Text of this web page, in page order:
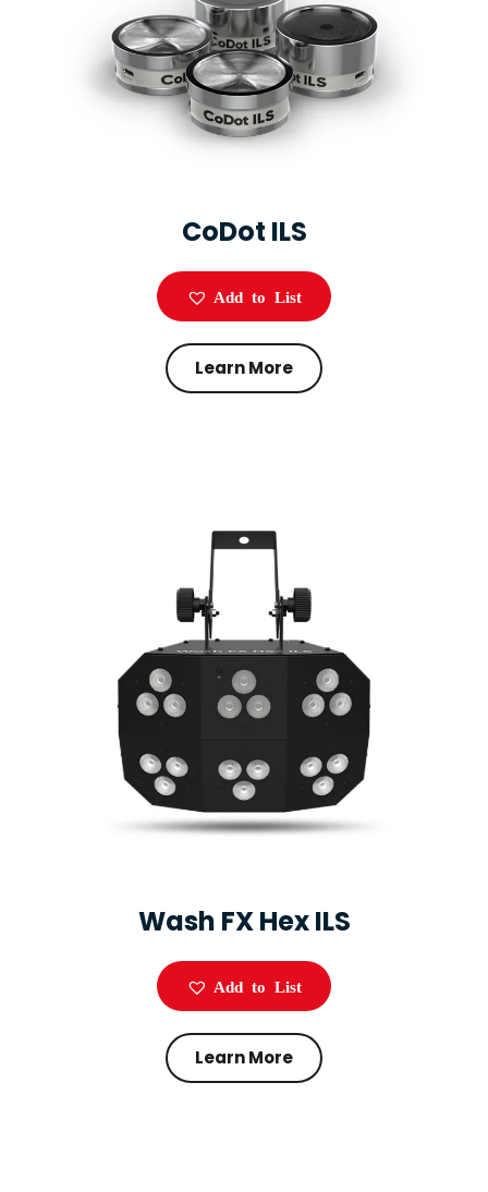
CoDot ILS
Add to List
Learn More
Wash FX Hex ILS
Add to List
Learn More